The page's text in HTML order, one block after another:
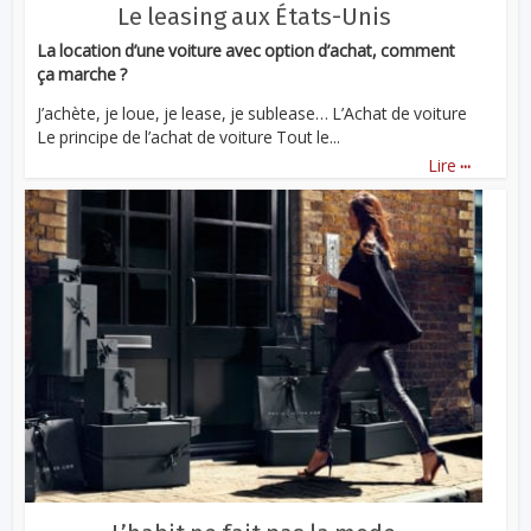
Le leasing aux États-Unis
La location d’une voiture avec option d’achat, comment
ça marche ?
J’achète, je loue, je lease, je sublease… L’Achat de voiture
Le principe de l’achat de voiture Tout le...
Lire ...